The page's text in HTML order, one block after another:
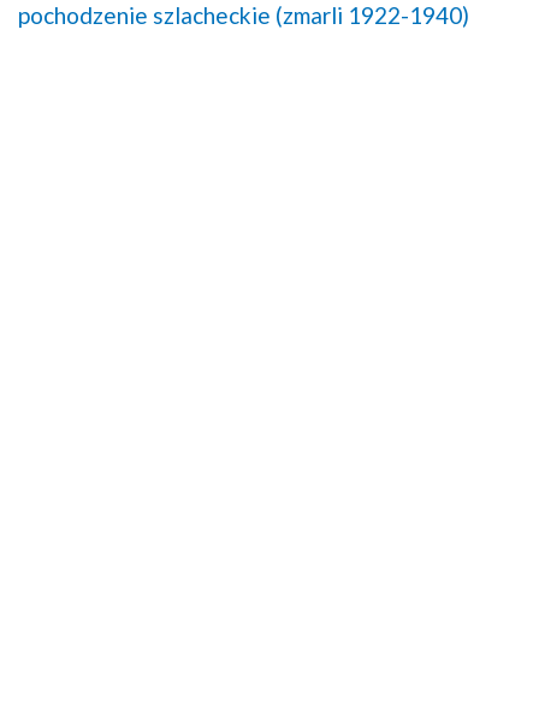
pochodzenie szlacheckie (zmarli 1922-1940)